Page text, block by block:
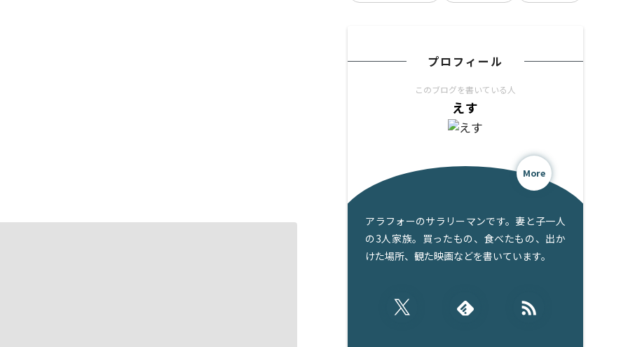
プロフィール
このブログを書いている人
えす
More
アラフォーのサラリーマンです。妻と子一人
の3人家族。買ったもの、食べたもの、出か
けた場所、観た映画などを書いています。